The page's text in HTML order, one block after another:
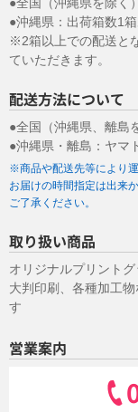
（１０）個人情報
皆様方が弊社に提供
すが、お願いした個
手続き等の処理又は
（１１）個人情報
当社ホームページの
2009年9月1日制定
2020年11月1日改定
株式会社 システムグ
●沖縄県：出荷箱数1
※2箱以上での配送と
ていただきます。
配送方法について
●全国（沖縄県、離島
●沖縄県・離島：ヤマ
※商品や配送先等により
お届けの時間指定は出来
ご了承ください。
取り扱い商品
オリジナルプリント
大判印刷、各種加工
す
営業案内